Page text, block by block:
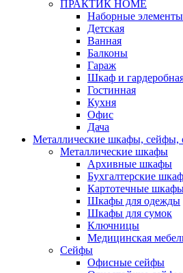
ПРАКТИК HOME
Наборные элементы
Детская
Ванная
Балконы
Гараж
Шкаф и
Гостинная
Кухня
Офис
Дача
Металлические шкафы, сейфы,
Металлические шкафы
Архивные шкафы
Бухгалтерские
Картотечные
Шкафы для одежды
Шкафы для сумок
Ключницы
Медицинская
Сейфы
Офисные сейфы